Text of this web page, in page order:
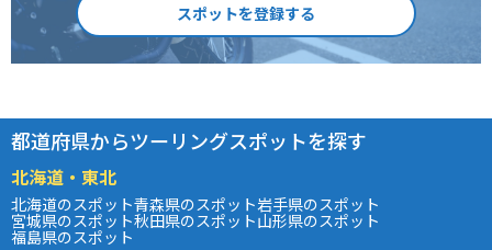
スポットを登録する
都道府県からツーリングスポットを探す
北海道・東北
北海道のスポット青森県のスポット岩手県のスポット
宮城県のスポット秋田県のスポット山形県のスポット
福島県のスポット